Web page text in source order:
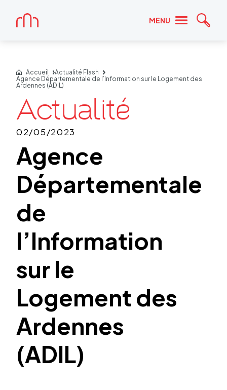
MENU
Accueil
Accueil
Actualité Flash
Agence Départementale de l’Information sur le Logement des
Ardennes (ADIL)
Agence
Départementale
de
l’Information
sur le
Logement des
Ardennes
(ADIL)
02/05/2023